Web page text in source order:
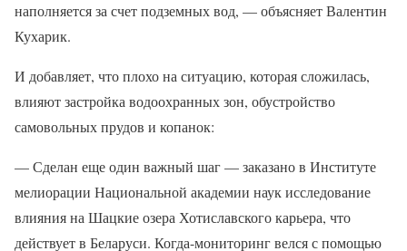
наполняется за счет подземных вод, — объясняет Валентин
Кухарик.
И добавляет, что плохо на ситуацию, которая сложилась,
влияют застройка водоохранных зон, обустройство
самовольных прудов и копанок:
— Сделан еще один важный шаг — заказано в Институте
мелиорации Национальной академии наук исследование
влияния на Шацкие озера Хотиславского карьера, что
действует в Беларуси. Когда-мониторинг велся с помощью